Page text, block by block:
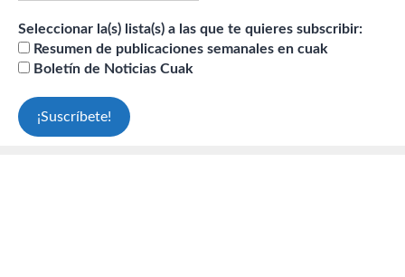
Seleccionar la(s) lista(s) a las que te quieres subscribir:
Resumen de publicaciones semanales en cuak
Boletín de Noticias Cuak